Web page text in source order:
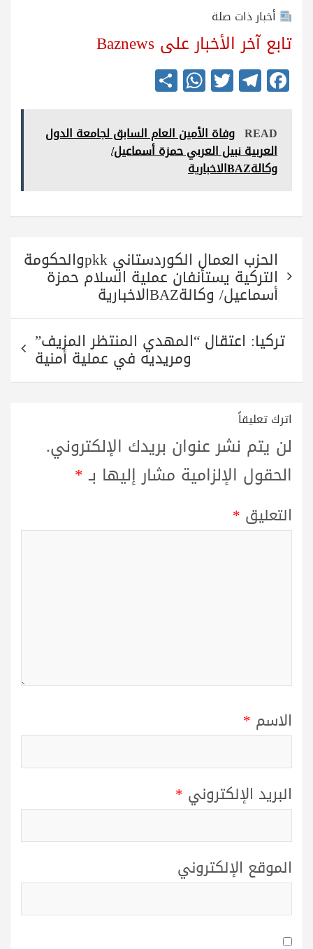
أخبار ذات صلة
تابع آخر الأخبار على Baznews
Fa
ce
bo
ok
Te
le
gr
a
m
T
wi
tte
r
W
ha
ts
A
pp
re READ وفاة الأمين العام السابق لجامعة الدول
العربية نبيل العربي حمزة أسماعيل/
وكالةBAZالاخبارية
تصفّح
المقالات الحزب العمال الكوردستاني pkkوالحكومة
التركية يستأنفان عملية السلام حمزة
أسماعيل/ وكالةBAZالاخبارية
تركيا: اعتقال “المهدي المنتظر المزيف”
ومريديه في عملية أمنية
اترك تعليقاً
لن يتم نشر عنوان بريدك الإلكتروني.
الحقول الإلزامية مشار إليها بـ*
التعليق *
الاسم *
البريد الإلكتروني *
الموقع الإلكتروني